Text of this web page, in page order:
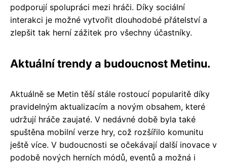
podporují spolupráci mezi hráči. Díky sociální
interakci je možné vytvořit dlouhodobé přátelství a
zlepšit tak herní zážitek pro všechny účastníky.
Aktuální trendy a budoucnost Metinu.
Aktuálně se Metin těší stále rostoucí popularitě díky
pravidelným aktualizacím a novým obsahem, které
udržují hráče zaujaté. V nedávné době byla také
spuštěna mobilní verze hry, což rozšířilo komunitu
ještě více. V budoucnosti se očekávají další inovace v
podobě nových herních módů, eventů a možná i